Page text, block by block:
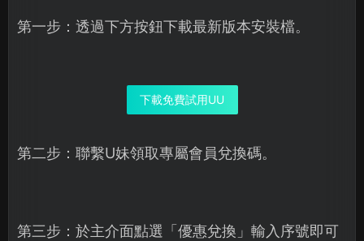
第一步：透過下方按鈕下載最新版本安裝檔。
下載免費試用UU
第二步：聯繫U妹領取專屬會員兌換碼。
第三步：於主介面點選「優惠兌換」輸入序號即可